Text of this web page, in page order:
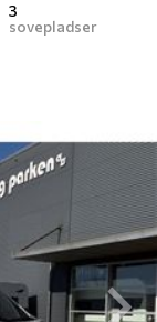
3
sovepladser